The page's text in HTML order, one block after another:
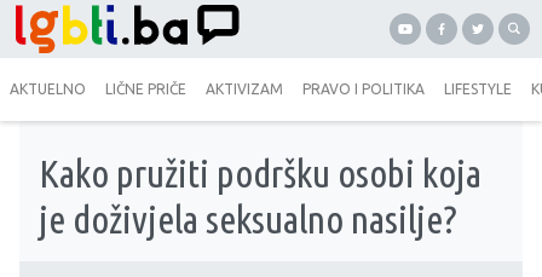
AKTUELNO LIČNE PRIČE AKTIVIZAM PRAVO I POLITIKA LIFESTYLE
Kako pružiti podršku osobi koja
je doživjela seksualno nasilje?